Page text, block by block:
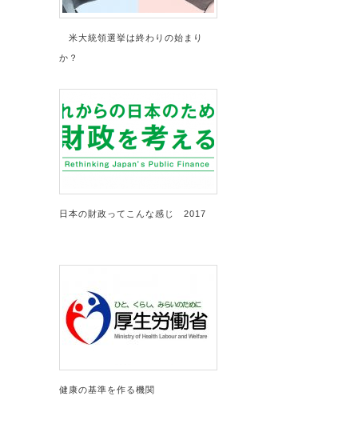
米大統領選挙は終わりの始まり
か？
日本の財政ってこんな感じ 2017
健康の基準を作る機関